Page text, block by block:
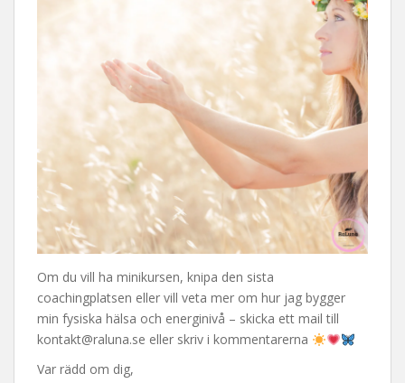
Om du vill ha minikursen, knipa den sista
coachingplatsen eller vill veta mer om hur jag bygger
min fysiska hälsa och energinivå – skicka ett mail till
kontakt@raluna.se eller skriv i kommentarerna
Var rädd om dig,